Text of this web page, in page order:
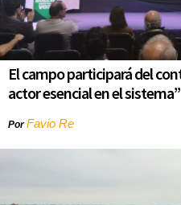
El campo participará del
actor esencial en el sistema”
PorFavio Re